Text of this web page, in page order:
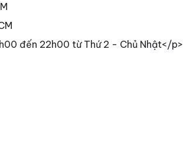
đến 22h00 từ Thứ 2 - Chủ Nhật</p>